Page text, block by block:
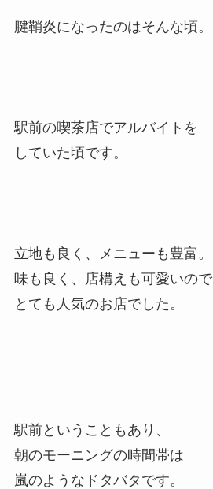
腱鞘炎になったのはそんな頃。
駅前の喫茶店でアルバイトを
していた頃です。
立地も良く、メニューも豊富。
味も良く、店構えも可愛いので
とても人気のお店でした。
駅前ということもあり、
朝のモーニングの時間帯は
嵐のようなドタバタです。